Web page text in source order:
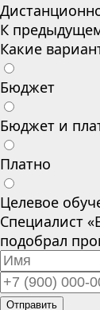
К
Какие
Бюджет
Бюджет и
Платно
Целевое
Специалист
подобрал
Отправить